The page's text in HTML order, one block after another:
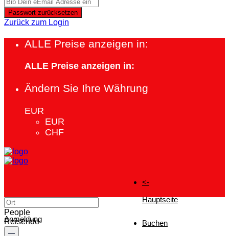
Passwort zurücksetzen
Zurück zum Login
ALLE Preise anzeigen in:
ALLE Preise anzeigen in:
Ändern Sie Ihre Währung
EUR
EUR
CHF
<-
Hauptseite
Buchen
Anmeldung
People
Reisende